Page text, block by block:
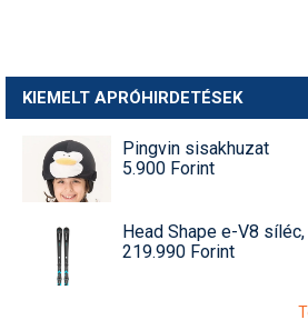
KIEMELT APRÓHIRDETÉSEK
Pingvin sisakhuzat
5.900 Forint
Head Shape e-V8
219.990 Forint